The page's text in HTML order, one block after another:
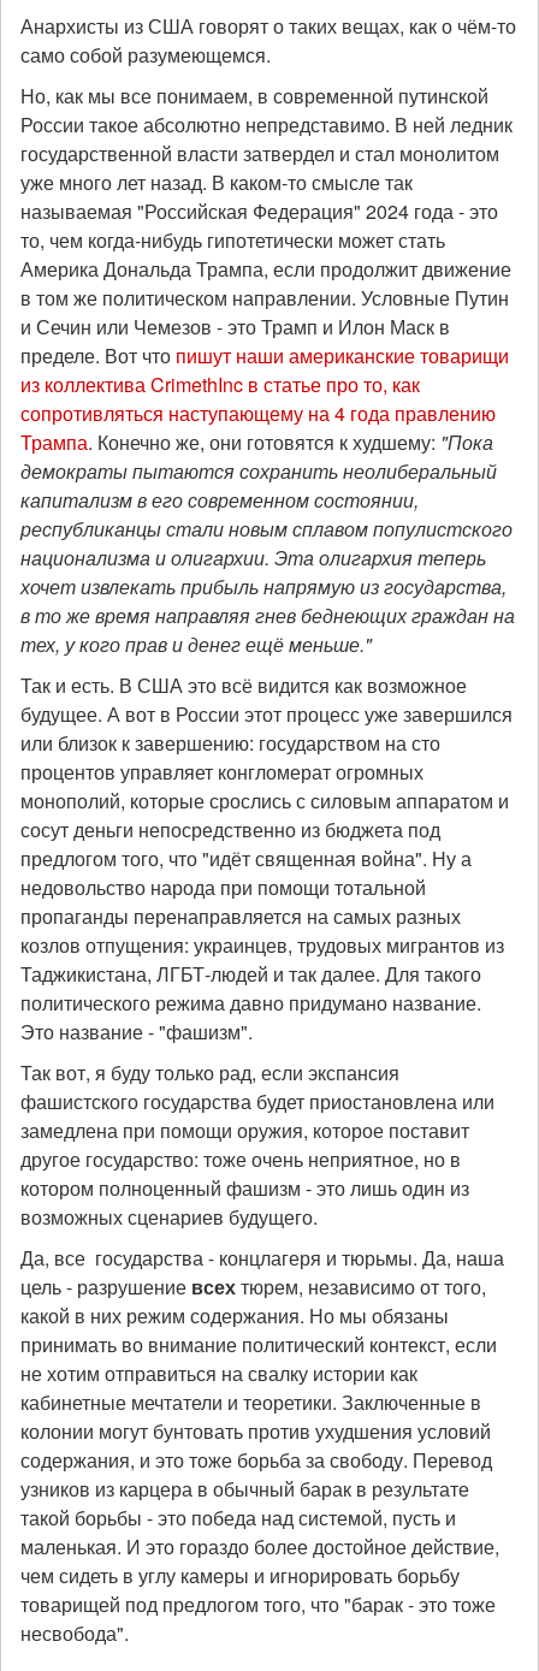
Анархисты из США говорят о таких вещах, как о чём-то
само собой разумеющемся.
Но, как мы все понимаем, в современной путинской
России такое абсолютно непредставимо. В ней ледник
государственной власти затвердел и стал монолитом
уже много лет назад. В каком-то смысле так
называемая "Российская Федерация" 2024 года - это
то, чем когда-нибудь гипотетически может стать
Америка Дональда Трампа, если продолжит движение
в том же политическом направлении. Условные Путин
и Сечин или Чемезов - это Трамп и Илон Маск в
пределе. Вот что пишут наши американские товарищи
из коллектива CrimethInc в статье про то, как
сопротивляться наступающему на 4 года правлению
Трампа. Конечно же, они готовятся к худшему: "Пока
демократы пытаются сохранить неолиберальный
капитализм в его современном состоянии,
республиканцы стали новым сплавом популистского
национализма и олигархии. Эта олигархия теперь
хочет извлекать прибыль напрямую из государства,
в то же время направляя гнев беднеющих граждан на
тех, у кого прав и денег ещё меньше."
Так и есть. В США это всё видится как возможное
будущее. А вот в России этот процесс уже завершился
или близок к завершению: государством на сто
процентов управляет конгломерат огромных
монополий, которые срослись с силовым аппаратом и
сосут деньги непосредственно из бюджета под
предлогом того, что "идёт священная война". Ну а
недовольство народа при помощи тотальной
пропаганды перенаправляется на самых разных
козлов отпущения: украинцев, трудовых мигрантов из
Таджикистана, ЛГБТ-людей и так далее. Для такого
политического режима давно придумано название.
Это название - "фашизм".
Так вот, я буду только рад, если экспансия
фашистского государства будет приостановлена или
замедлена при помощи оружия, которое поставит
другое государство: тоже очень неприятное, но в
котором полноценный фашизм - это лишь один из
возможных сценариев будущего.
Да, все государства - концлагеря и тюрьмы. Да, наша
цель - разрушение всехтюрем, независимо от того,
какой в них режим содержания. Но мы обязаны
принимать во внимание политический контекст, если
не хотим отправиться на свалку истории как
кабинетные мечтатели и теоретики. Заключенные в
колонии могут бунтовать против ухудшения условий
содержания, и это тоже борьба за свободу. Перевод
узников из карцера в обычный барак в результате
такой борьбы - это победа над системой, пусть и
маленькая. И это гораздо более достойное действие,
чем сидеть в углу камеры и игнорировать борьбу
товарищей под предлогом того, что "барак - это тоже
несвобода".